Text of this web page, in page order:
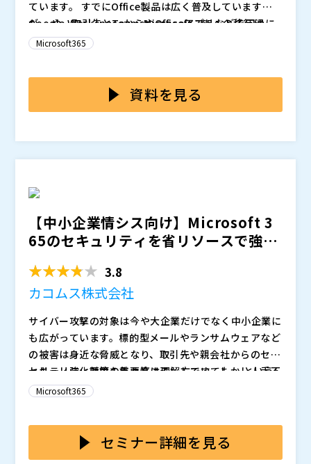
ています。 すでにOffice製品は広く普及しています
が、や、取引先とTeamsやOfficeアプリなどで円滑に
やり取りしたいという業務効率化の観点と、Google W
65への移行を検討する企業は急速に増えています。
Google WorkspaceからMicrosoft 365への移行は、
単なるデータ移動にとどまらず、運用設計やユーザー習
複データを生みやすく、計画と検証を怠れば業務に混乱
を招きます。さらにGoogle Driveに蓄積された数百GB
難題であり、期間中の業務停止リスクや利用者教育の不
足が重なれば、移行は失敗に直結しかねません。
策を解説します。数ある移行ツールの中からお客様の環
境に合った移行ツールを選定し、段階的な計画立案、管
務影響を最小化するアプローチを紹介。さらに、最適な
テンプレートや詳細マニュアル、構成・運用・移行の複
基づく導入後サポートプランを提供し、安心して任せら
ンス統合によるコスト削減や、Microsoft 365上位ライ
センスでの包括的なセキュリティ実装事例も取り上げ、
株式会社オープンソース活用研究所（）
マジセミ株式会社（）
れる可能性があります。
Microsoft365
資料を見る
【中小企業情シス向け】Microsoft 3
65のセキュリティを省リソースで強化
3.8
カコムス株式会社
サイバー攻撃の対象は今や大企業だけでなく中小企業に
も広がっています。標的型メールやランサムウェアなど
の被害は身近な脅威となり、取引先や親会社からのセキ
ュリティ強化要求も年々高まる一方です。しかし人手不
足や属人的なIT運用、テレワーク端末の管理の限界な
セキュリティ対策の重要性は理解していても、という
声は多くの中小企業に共通しています。Microsoft 365
ありません。その結果、現場では状態が続いていま
（Apps for business、Business Basic、Business St
andard）を利用中の中小企業が抱える、「対策はした
Microsoft365
セミナー詳細を見る